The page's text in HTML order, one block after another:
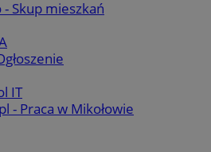
- Skup mieszkań
IT
- Praca w Mikołowie